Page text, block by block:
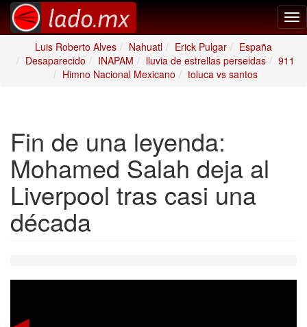
Luis Roberto Alves
Nahuatl Erick Pulgar
España
Desaparecido
INAPAM lluvia de estrellas perseidas
911
Himno Nacional Mexicano
toluca vs santos
Fin de una leyenda:
Mohamed Salah deja al
Liverpool tras casi una
década